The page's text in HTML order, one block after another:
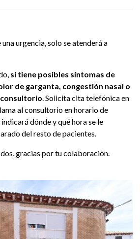
urgencia, solo se atenderá a
si tiene posibles síntomas de
de garganta, congestión nasal o
. Solicita cita telefónica en
al consultorio en horario de
dónde y qué hora se le
del resto de pacientes.
gracias por tu colaboración.